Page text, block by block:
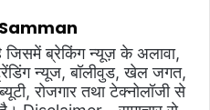
जिसमें ब्रेकिंग न्यूज़ के अलावा,
न्यूज, बॉलीवुड, खेल जगत,
रोजगार तथा टेक्नोलॉजी से